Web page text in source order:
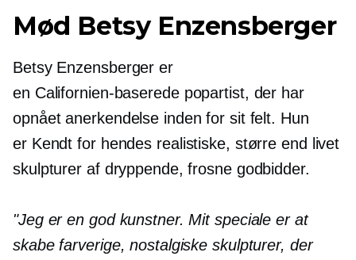
Mød Betsy Enzensberger
Betsy Enzensberger er
en Californien-baseredepopartist, der har
opnået anerkendelse inden for sit felt. Hun
er Kendt for hendes realistiske, større end livet
skulpturer af dryppende, frosne godbidder.
"Jeg er en god kunstner. Mit speciale er at
skabe farverige, nostalgiske skulpturer, der